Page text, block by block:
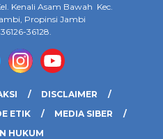
Kenali Asam Bawah Kec.
Propinsi Jambi
36128.
DISCLAIMER
ETIK
MEDIA SIBER
HUKUM